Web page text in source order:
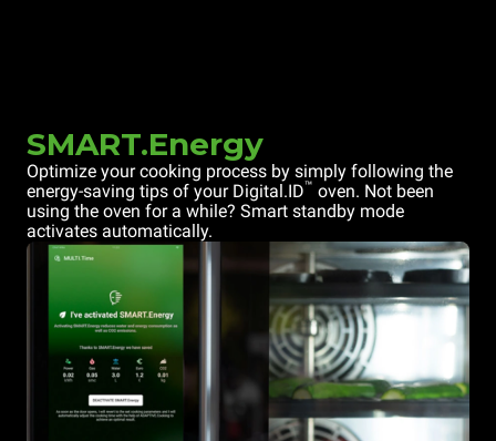
SMART.Energy
Optimize your cooking process by simply following the
energy-saving tips of your Digital.ID™ oven. Not been
using the oven for a while? Smart standby mode
activates automatically.